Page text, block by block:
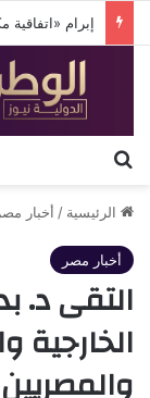
إبرام «اتفاقية مكة
الرئيسية / أخبار مصر
أخبار مصر
التقى د.
الخارجية